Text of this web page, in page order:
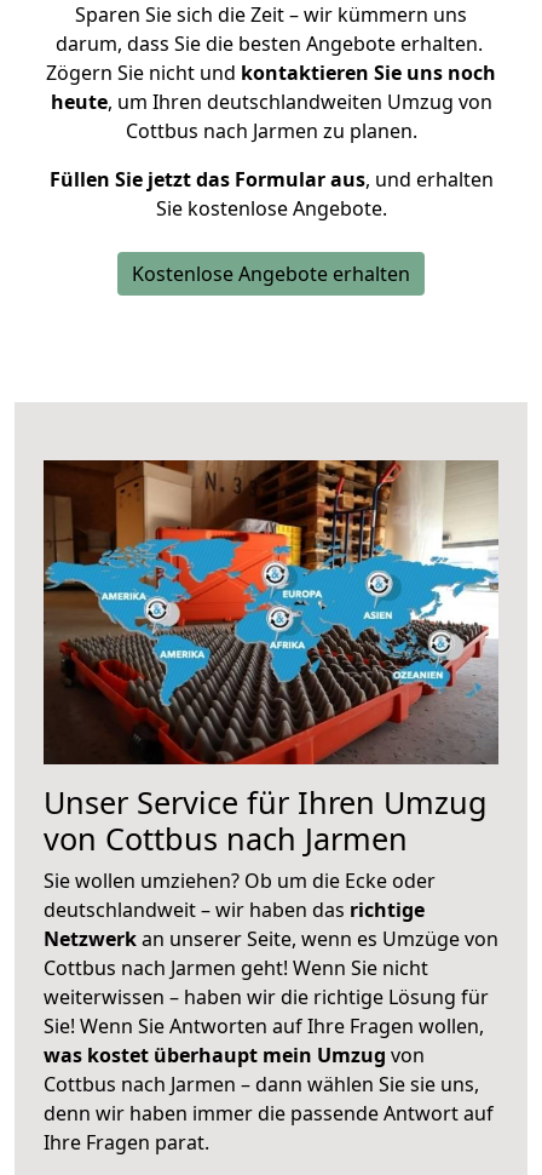
Sparen Sie sich die Zeit – wir kümmern uns
darum, dass Sie die besten Angebote erhalten.
Zögern Sie nicht und kontaktieren Sie uns noch
heute, um Ihren deutschlandweiten Umzug von
Cottbus nach Jarmen zu planen.
Füllen Sie jetzt das Formular aus, und erhalten
Sie kostenlose Angebote.
Kostenlose Angebote erhalten
Unser Service für Ihren Umzug
von Cottbus nach Jarmen
Sie wollen umziehen? Ob um die Ecke oder
deutschlandweit – wir haben das richtige
Netzwerkan unserer Seite, wenn es Umzüge von
Cottbus nach Jarmen geht! Wenn Sie nicht
weiterwissen – haben wir die richtige Lösung für
Sie! Wenn Sie Antworten auf Ihre Fragen wollen,
was kostet überhaupt mein Umzug von
Cottbus nach Jarmen – dann wählen Sie sie uns,
denn wir haben immer die passende Antwort auf
Ihre Fragen parat.